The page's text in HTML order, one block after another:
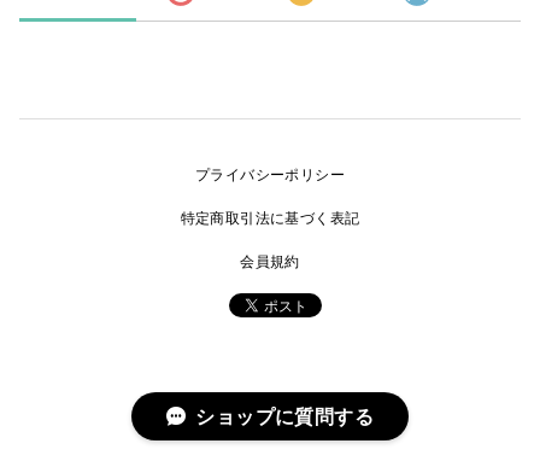
プライバシーポリシー
特定商取引法に基づく表記
会員規約
ショップに質問する